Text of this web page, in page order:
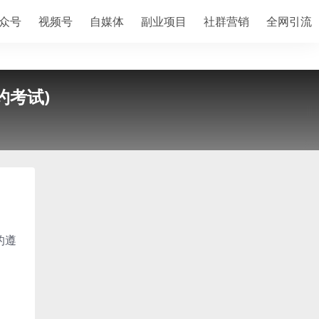
号 视频号 自媒体 副业项目 社群营销 全网引流
考试)
遵